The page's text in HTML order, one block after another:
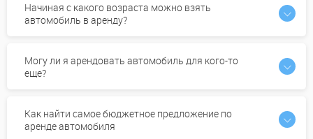
Начиная с какого возраста можно взять
автомобиль в аренду?
Могу ли я арендовать автомобиль для кого-то
еще?
Как найти самое бюджетное предложение по
аренде автомобиля